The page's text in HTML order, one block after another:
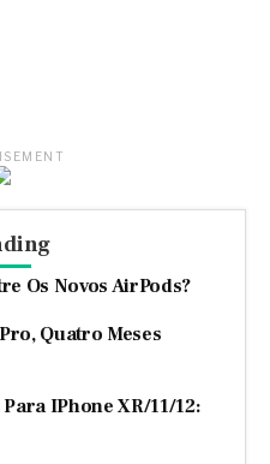
Os Novos AirPods?
Quatro Meses
IPhone XR/11/12: